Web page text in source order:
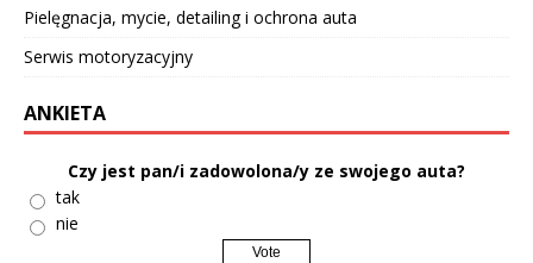
Pielęgnacja, mycie, detailing i ochrona auta
Serwis motoryzacyjny
ANKIETA
Czy jest pan/i zadowolona/y ze swojego auta?
tak
nie